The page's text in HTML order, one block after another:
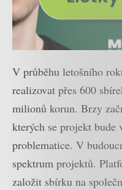
V průběhu letošního
realizovat přes 600
milionů korun. Brzy
kterých se projekt bude
problematice. V
spektrum projektů.
založit sbírku na